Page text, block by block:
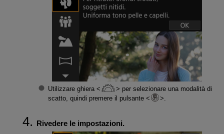
Utilizzare ghiera
per selezionare una modalità di
scatto, quindi premere il pulsante
Rivedere le impostazioni.